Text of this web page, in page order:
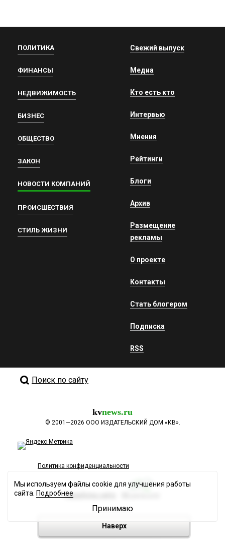
ПОЛИТИКА
ФИНАНСЫ
НЕДВИЖИМОСТЬ
БИЗНЕС
ОБЩЕСТВО
ЗАКОН
НОВОСТИ КОМПАНИЙ
ПРОИСШЕСТВИЯ
СТИЛЬ ЖИЗНИ
Свежий выпуск
Медиа
Кто есть кто
Интервью
Мнения
Рейтинги
Блоги
Архив
Размещение
рекламы
О проекте
Контакты
Стать блогером
Подписка
RSS
Поиск по сайту
kvnews.ru
© 2001—2026 ООО ИЗДАТЕЛЬСКИЙ ДОМ «КВ».
Политика конфиденциальности
Разработка сайта
Наверх
Мы используем файлы cookie для улучшения работы
сайта. Подробнее
Принимаю